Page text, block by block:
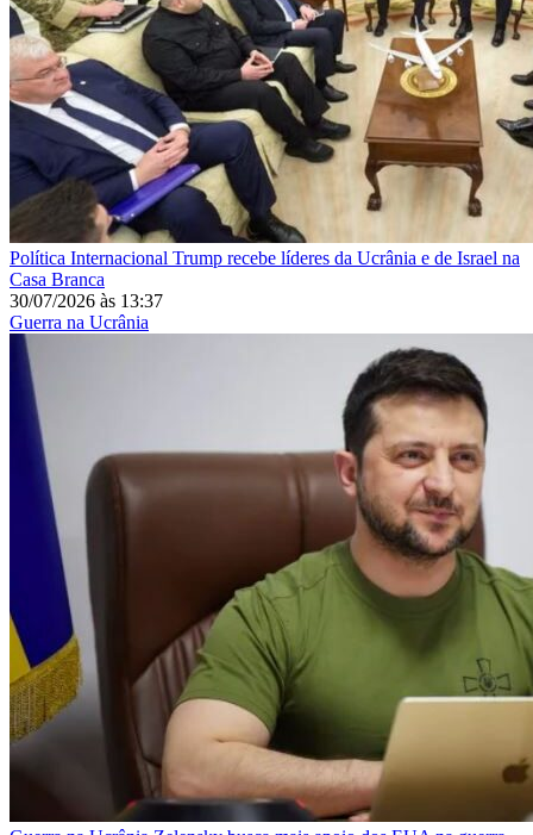
Política Internacional Trump recebe líderes da Ucrânia e de Israel na
Casa Branca
30/07/2026 às 13:37
Guerra na Ucrânia